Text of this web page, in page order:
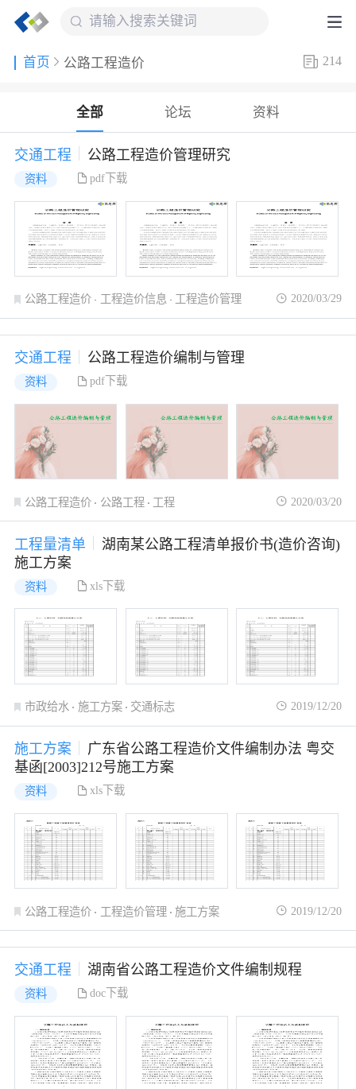
首页 公路工程造价 214
全部 论坛 资料
交通工程 公路工程造价管理研究
资料 pdf下载
公路工程造价 工程造价信息 工程造价管理 2020/03/29
交通工程 公路工程造价编制与管理
资料 pdf下载
公路工程造价 公路工程 工程 2020/03/20
工程量清单
湖南某公路工程清单报价书(造价咨询)
施工方案
资料 xls下载
市政给水 施工方案 交通标志 2019/12/20
施工方案
广东省公路工程造价文件编制办法 粤交
基函[2003]212号施工方案
资料 xls下载
公路工程造价 工程造价管理 施工方案 2019/12/20
交通工程 湖南省公路工程造价文件编制规程
资料 doc下载